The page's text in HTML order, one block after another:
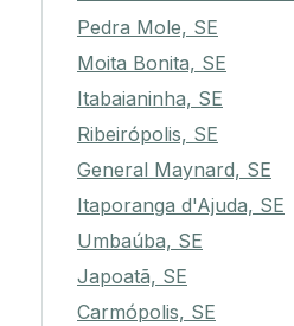
Pedra Mole, SE
Moita Bonita, SE
Itabaianinha, SE
Ribeirópolis, SE
General Maynard, SE
Itaporanga d'Ajuda, SE
Umbaúba, SE
Japoatã, SE
Carmópolis, SE